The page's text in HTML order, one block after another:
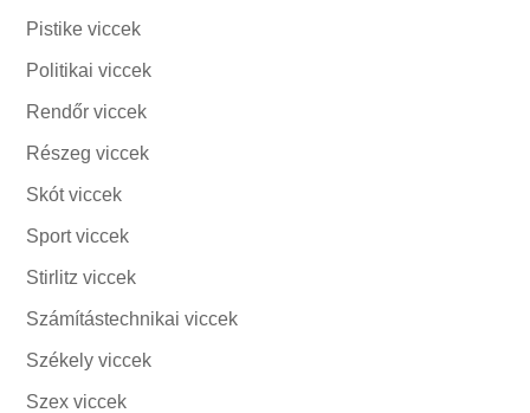
Pistike viccek
Politikai viccek
Rendőr viccek
Részeg viccek
Skót viccek
Sport viccek
Stirlitz viccek
Számítástechnikai viccek
Székely viccek
Szex viccek